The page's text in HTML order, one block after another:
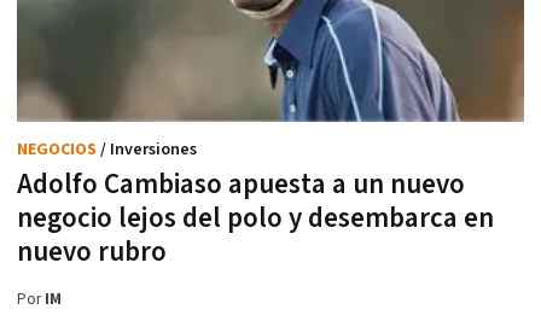
Adolfo Cambiaso apuesta a un nuevo
negocio lejos del polo y desembarca en
nuevo rubro
NEGOCIOS / Inversiones
PorIM